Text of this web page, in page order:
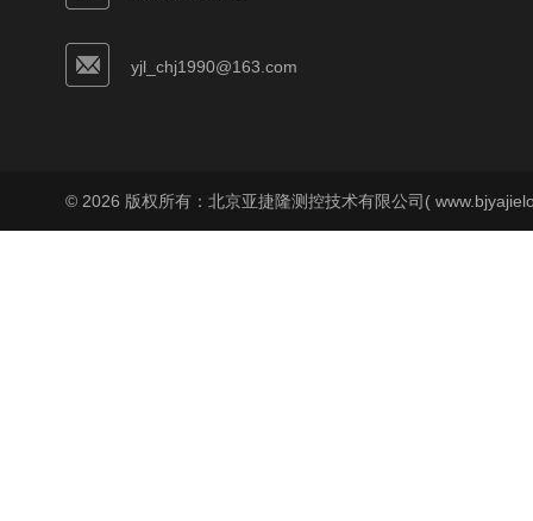
yjl_chj1990@163.com
© 2026 版权所有：北京亚捷隆测控技术有限公司(